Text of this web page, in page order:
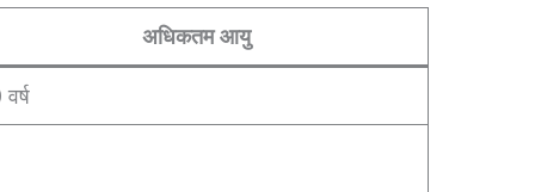
अधिकतम आयु